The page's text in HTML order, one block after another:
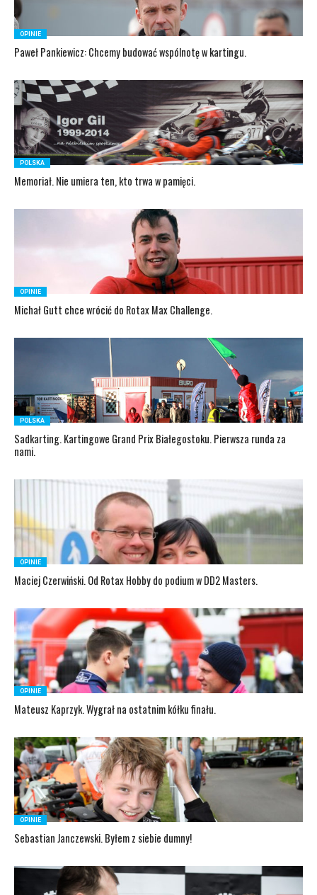
OPINIE
Paweł Pankiewicz: Chcemy budować wspólnotę w kartingu.
POLSKA
Memoriał. Nie umiera ten, kto trwa w pamięci.
OPINIE
Michał Gutt chce wrócić do Rotax Max Challenge.
POLSKA
Sadkarting. Kartingowe Grand Prix Białegostoku. Pierwsza runda za
nami.
OPINIE
Maciej Czerwiński. Od Rotax Hobby do podium w DD2 Masters.
OPINIE
Mateusz Kaprzyk. Wygrał na ostatnim kółku finału.
OPINIE
Sebastian Janczewski. Byłem z siebie dumny!